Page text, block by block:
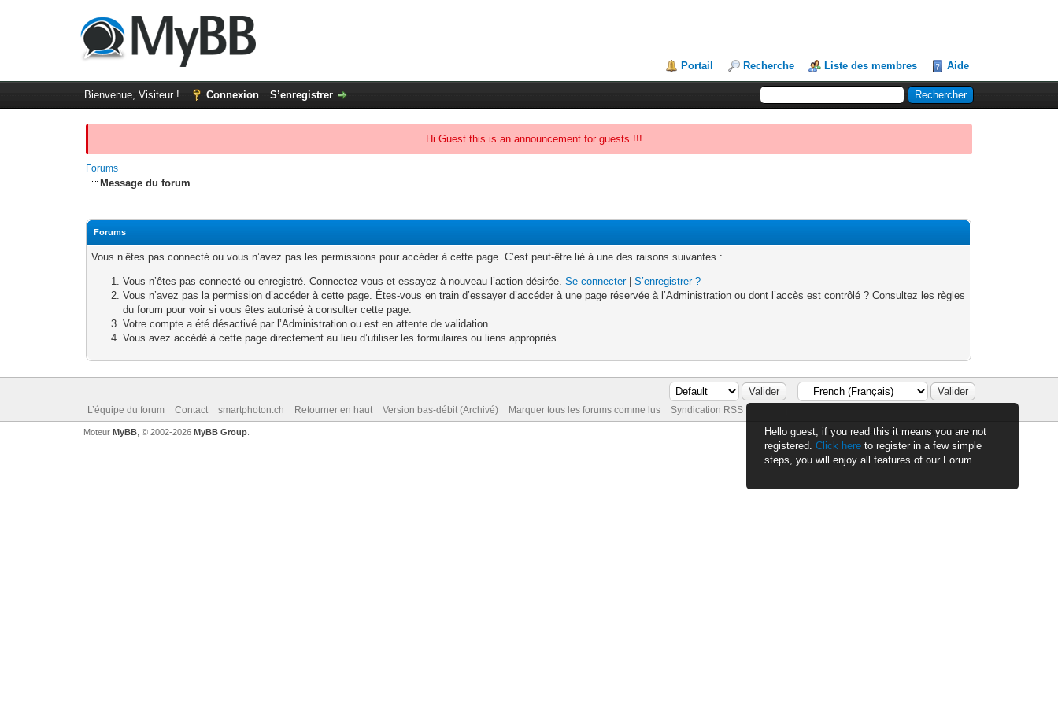
Hello guest, if you read this it means you are not
registered. Click here to register in a few simple
steps, you will enjoy all features of our Forum.
Portail Recherche Liste des membres Aide
Bienvenue, Visiteur ! Connexion S’enregistrer
Hi Guest this is an announcement for guests !!!
Forums
Message du forum
Forums
Vous n’êtes pas connecté ou vous n’avez pas les permissions pour accéder à cette page. C’est peut-être lié à une des raisons suivantes :
Vous n’êtes pas connecté ou enregistré. Connectez-vous et essayez à nouveau l’action désirée.Se connecter|S’enregistrer ?
Vous n’avez pas la permission d’accéder à cette page. Êtes-vous en train d’essayer d’accéder à une page réservée à l’Administration ou dont l’accès est contrôlé ? Consultez les règles
du forum pour voir si vous êtes autorisé à consulter cette page.
Votre compte a été désactivé par l’Administration ou est en attente de validation.
Vous avez accédé à cette page directement au lieu d’utiliser les formulaires ou liens appropriés.
L’équipe du forum Contact smartphoton.ch Retourner en haut Version bas-débit (Archivé) Marquer tous les forums comme lus Syndication RSS
Date actuelle :07-08-2026, 05:34 PM
Moteur MyBB, © 2002-2026 MyBB Group.